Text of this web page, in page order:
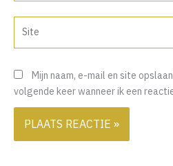
Mijn naam, e-mail en site
volgende keer wanneer ik een